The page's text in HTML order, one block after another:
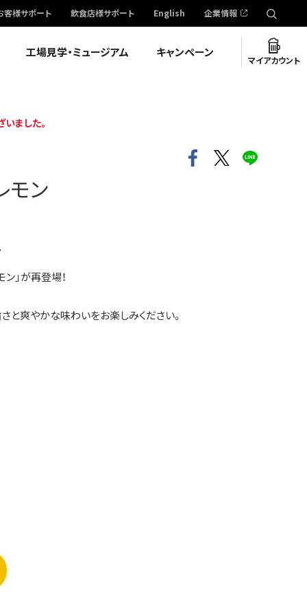
客様サポート 飲食店様サポート English 企業情報
工場見学・ミュージアム キャンペーン
マイアカウント
ました。
モン
」が再登場！
と爽やかな味わいをお楽しみください。